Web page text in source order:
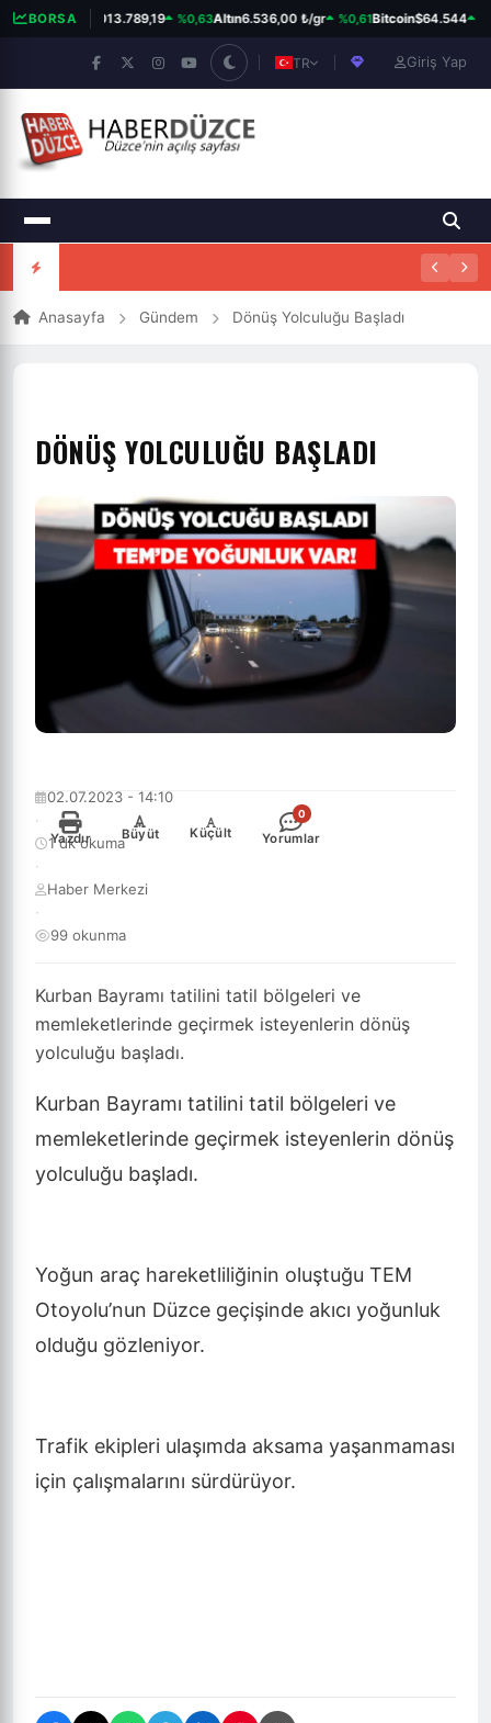
BORSA
BIST 100 13.789,19 %0,63Altın6.536,00 ₺/gr %0,61Bitcoin$64.544
TR Giriş Yap
Anasayfa Gündem Dönüş Yolculuğu Başladı
DÖNÜŞ YOLCULUĞU BAŞLADI
Kurban Bayramı tatilini tatil bölgeleri ve
memleketlerinde geçirmek isteyenlerin dönüş
yolculuğu başladı.
02.07.2023 - 14:10
·
1 dk okuma
·
Haber Merkezi
·
99 okunma
Yazdır
+
Büyüt
-
Küçült
0
Yorumlar
Kurban Bayramı tatilini tatil bölgeleri ve
memleketlerinde geçirmek isteyenlerin dönüş
yolculuğu başladı.
Yoğun araç hareketliliğinin oluştuğu TEM
Otoyolu’nun Düzce geçişinde akıcı yoğunluk
olduğu gözleniyor.
Trafik ekipleri ulaşımda aksama yaşanmaması
için çalışmalarını sürdürüyor.